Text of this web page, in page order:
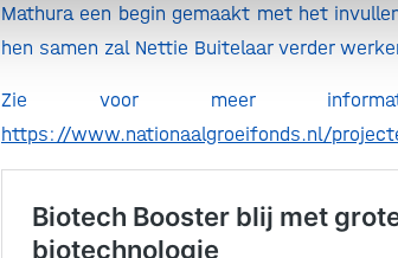
Mathura een begin gemaakt met het
hen samen zal Nettie Buitelaar verder
Zie voor meer
https://www.nationaalgroeifonds.nl/